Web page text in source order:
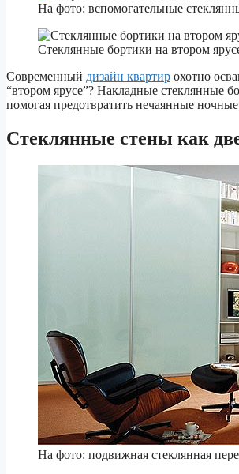
На фото: вспомогательные
Стеклянные бортики на втором
Современный дизайн квартир охотно
“втором ярусе”? Накладные стеклянные
помогая предотвратить нечаянные
Стеклянные стены как
На фото: подвижная стеклянная